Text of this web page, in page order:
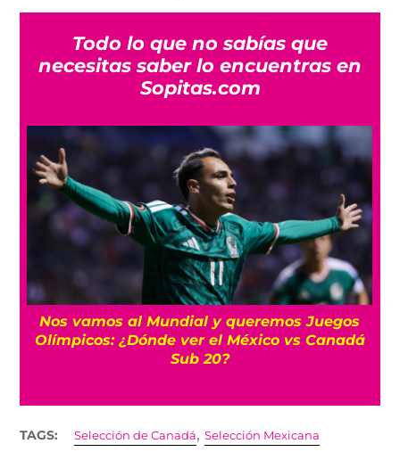
Todo lo que no sabías que
necesitas saber lo encuentras en
Sopitas.com
vamos al Mundial y queremos Juegos
¿Dónde ver el México vs Canadá
Sub 20?
TAGS: Selección de Canadá,Selección Mexicana